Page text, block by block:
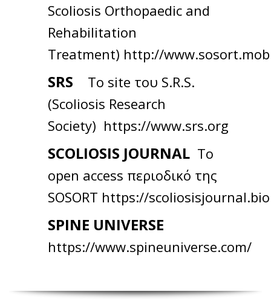
Scoliosis Orthopaedic and
Rehabilitation
Treatment) http://
SRS
Το site του S.R.S.
(Scoliosis Research
Society) https://www.srs.org
SCOLIOSIS JOURNAL Το
open access περιοδικό της
SOSORT https://
SPINE UNIVERSE
https://www.spineuniverse.com/